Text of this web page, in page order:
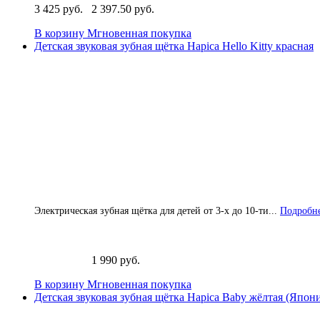
3 425 руб.
2 397.50 руб.
В корзину Мгновенная покупка
Детская звуковая зубная щётка Hapica Hello Kitty красная
Электрическая зубная щётка для детей от 3-х до 10-ти...
1 990 руб.
В корзину Мгновенная покупка
Детская звуковая зубная щётка Hapica Baby жёлтая